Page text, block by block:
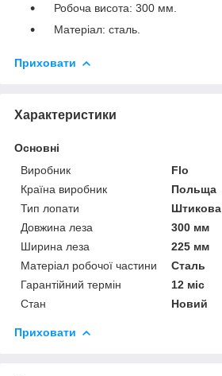
Робоча висота: 300 мм.
Матеріал: сталь.
Приховати
Характеристики
Основні
Виробник
Flo
Країна виробник
Польща
Тип лопати
Штикова
Довжина леза
300 мм
Ширина леза
225 мм
Матеріал робочої частини
Сталь
Гарантійний термін
12 міс
Стан
Новий
Приховати